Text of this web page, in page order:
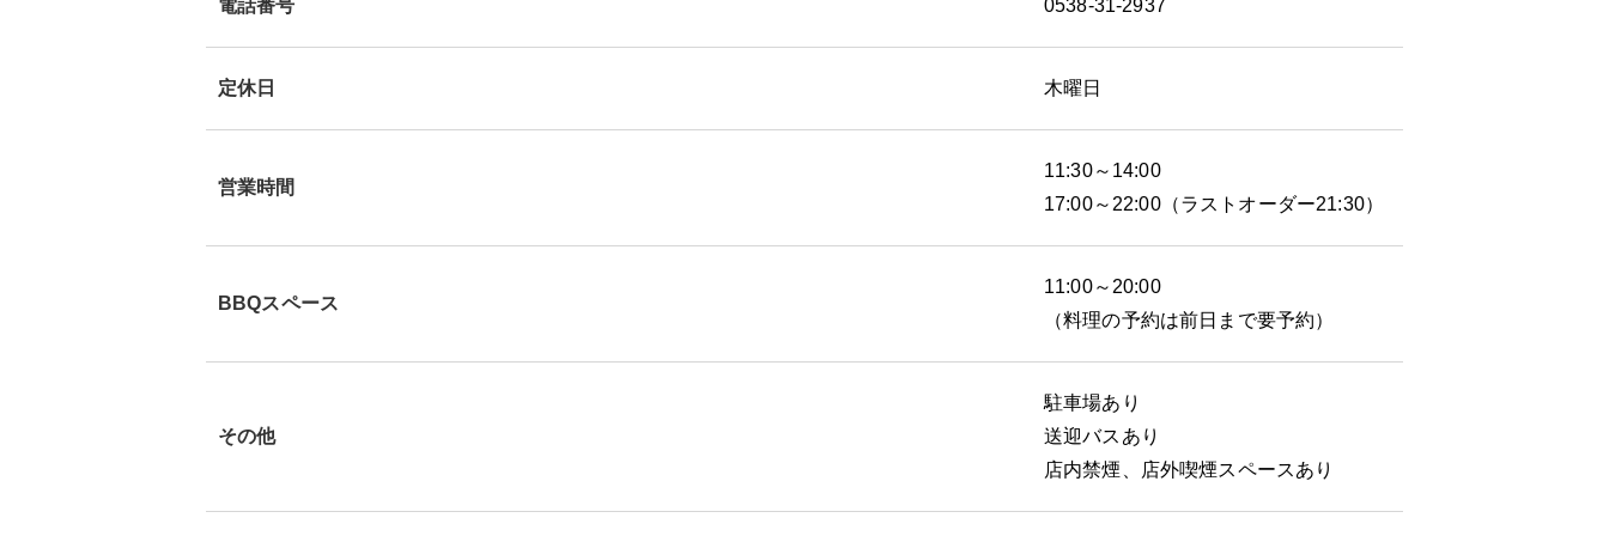
電話番号 0538-31-2937
定休日 木曜日
営業時間
11:30～14:00
17:00～22:00（ラストオーダー21:30）
BBQスペース
11:00～20:00
（料理の予約は前日まで要予約）
その他
駐車場あり
送迎バスあり
店内禁煙、店外喫煙スペースあり